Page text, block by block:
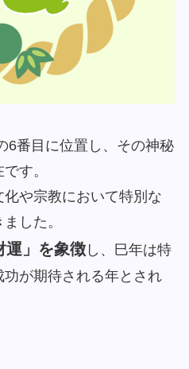
6番目に位置し、その神秘
す。
や宗教において特別な
した。
運」を象徴し、巳年は特
が期待される年とされ